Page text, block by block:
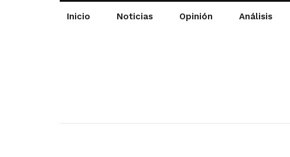
Inicio Noticias Opinión Análisis